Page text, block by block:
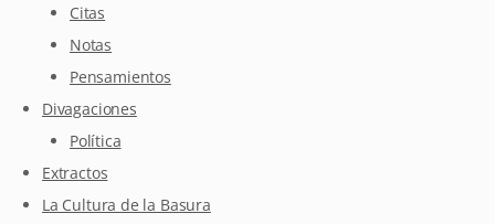
Citas
Notas
Pensamientos
Divagaciones
Política
Extractos
La Cultura de la Basura